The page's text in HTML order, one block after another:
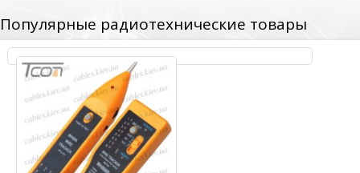
Популярные радиотехнические товары